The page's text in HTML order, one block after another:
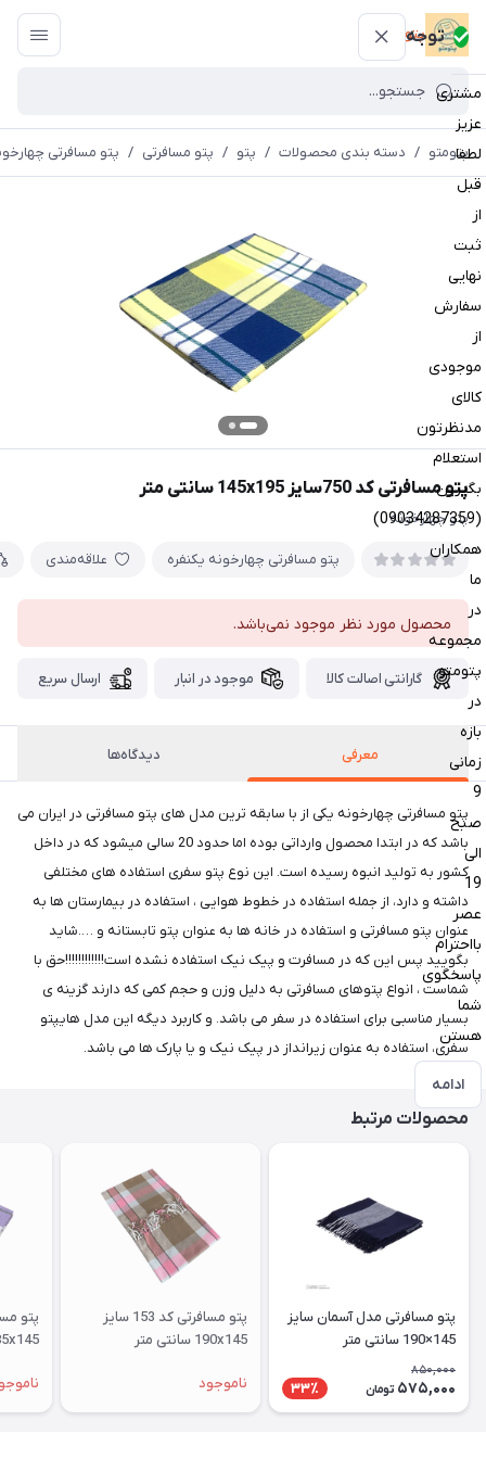
توجه
مشتری
عزیز
لطفا
قبل
از
ثبت
نهایی
سفارش
از
موجودی
کالای
مدنظرتون
استعلام
بگیرین
(09034287359)
همکاران
ما
در
مجموعه
پتومتو
در
بازه
زمانی
9
صبح
الی
19
عصر
بااحترام
پاسخگوی
شما
هستن
ادامه
پتومتو
پتومتو / دسته بندی محصولات / پتو / پتو مسافرتی / پتو مسافرتی
پتو مسافرتی کد 750سایز 145x195 سانتی متر
پتو چهارخونه
پتو مسافرتی چهارخونه یکنفره علاقه‌مندی
محصول مورد نظر موجود نمی‌باشد.
گارانتی اصالت کالا موجود در انبار ارسال سریع
معرفی دیدگاه‌ها
پتو مسافرتی چهارخونه یکی از با سابقه ترین مدل های پتو مسافرتی در ایران می
باشد که در ابتدا محصول وارداتی بوده اما حدود 20 سالی میشود که در داخل
کشور به تولید انبوه رسیده است. این نوع پتو سفری استفاده های مختلفی
داشته و دارد، از جمله استفاده در خطوط هوایی ، استفاده در بیمارستان ها به
عنوان پتو مسافرتی و استفاده در خانه ها به عنوان پتو تابستانه و ….شاید
بگویید پس این که در مسافرت و پیک نیک استفاده نشده است!!!!!!!!!!!!حق با
شماست ، انواع پتوهای مسافرتی به دلیل وزن و حجم کمی که دارند گزینه ی
بسیار مناسبی برای استفاده در سفر می باشد. و کاربرد دیگه این مدل هایپتو
سفری، استفاده به عنوان زیرانداز در پیک نیک و یا پارک ها می باشد.
محصولات مرتبط
پتو مسافرتی مدل آسمان سایز
145×190 سانتی متر
850,000
575,000 تومان 33٪
پتو مسافرتی کد 153 سایز
190x145 سانتی متر
ناموجود
185x145 سانتی متر